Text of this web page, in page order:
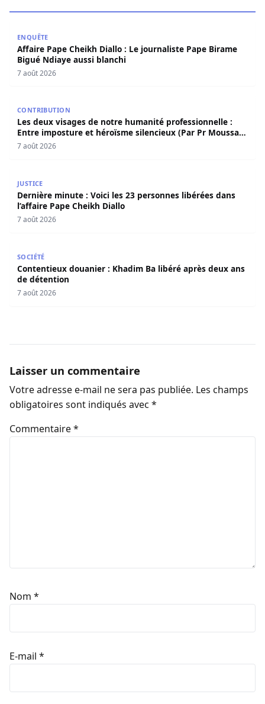
ENQUÊTE
Affaire Pape Cheikh Diallo : Le journaliste Pape Birame
Bigué Ndiaye aussi blanchi
7 août 2026
CONTRIBUTION
Les deux visages de notre humanité professionnelle :
Entre imposture et héroïsme silencieux (Par Pr Moussa
Seydi)
7 août 2026
JUSTICE
Dernière minute : Voici les 23 personnes libérées dans
l’affaire Pape Cheikh Diallo
7 août 2026
SOCIÉTÉ
Contentieux douanier : Khadim Ba libéré après deux ans
de détention
7 août 2026
Laisser un commentaire
Votre adresse e-mail ne sera pas publiée. Les champs
obligatoires sont indiqués avec *
Commentaire*
Nom *
E-mail *